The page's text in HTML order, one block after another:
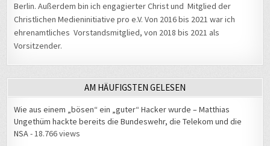
Berlin. Außerdem bin ich engagierter Christ und Mitglied der
Christlichen Medieninitiative pro e.V. Von 2016 bis 2021 war ich
ehrenamtliches Vorstandsmitglied, von 2018 bis 2021 als
Vorsitzender.
AM HÄUFIGSTEN GELESEN
Wie aus einem „bösen“ ein „guter“ Hacker wurde – Matthias
Ungethüm hackte bereits die Bundeswehr, die Telekom und die
NSA- 18.766 views